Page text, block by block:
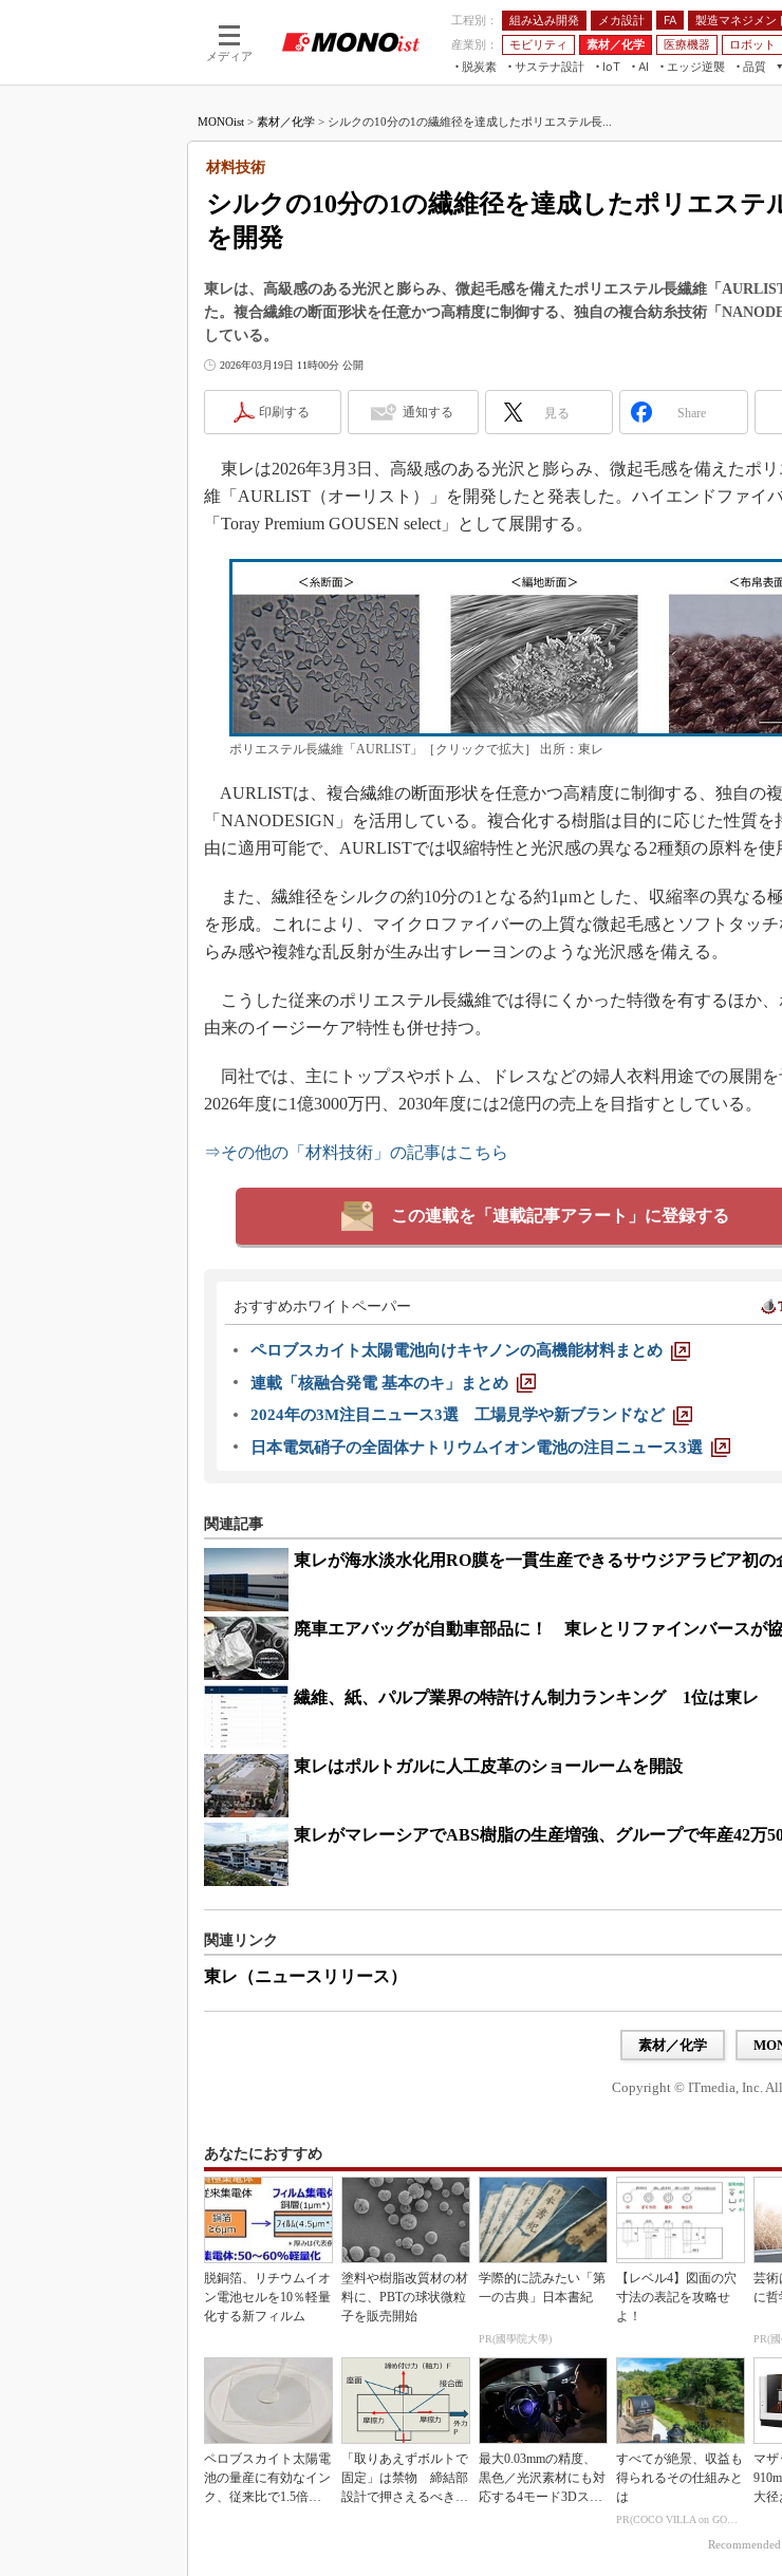
メディア
工程別： 組み込み開発 メカ設計 FA 製造マネジメン
産業別：
モビリティ 素材／化学 医療機器 ロボット
脱炭素
サステナ設計
IoT
つながる工場
AI
AI×設備保全
エッジ逆襲 品質
JIMTOF
IIFES
TECHNO-FRONTIER
EdgeTech+
日本ものづくりワールド
AUTOMOTIVE WORLD
産業オープンネット展
VR／AR
フィールドサービス
組み込み画像技術
組み込みモデリング
ISO26262
3Dプリンタ
イノベーション
製造業ビッグデータ
メイドインジャパン
植物工場
制御セキュリティ
FA
モビリティ
MONOist > 素材／化学 > シルクの10分の1の繊維径を達成したポリエステル長...
シルクの10分の1の繊維径を達成したポリエステ
を開発
材料技術
東レは、高級感のある光沢と膨らみ、微起毛感を備えたポリエステル長繊維「
た。複合繊維の断面形状を任意かつ高精度に制御する、独自の複合紡糸技術「
している。
2026年03月19日 11時00分 公開
印刷する 通知する 見る Share
東レは2026年3月3日、高級感のある光沢と膨らみ、微起毛感を備えたポ
維「AURLIST（オーリスト）」を開発したと発表した。ハイエンドファイ
「Toray Premium GOUSEN select」として展開する。
ポリエステル長繊維「AURLIST」［クリックで拡大］ 出所：東レ
AURLISTは、複合繊維の断面形状を任意かつ高精度に制御する、独自の
「NANODESIGN」を活用している。複合化する樹脂は目的に応じた性質を
由に適用可能で、AURLISTでは収縮特性と光沢感の異なる2種類の原料を使
また、繊維径をシルクの約10分の1となる約1μmとした、収縮率の異なる
を形成。これにより、マイクロファイバーの上質な微起毛感とソフトタッ
らみ感や複雑な乱反射が生み出すレーヨンのような光沢感を備える。
こうした従来のポリエステル長繊維では得にくかった特徴を有するほか
由来のイージーケア特性も併せ持つ。
同社では、主にトップスやボトム、ドレスなどの婦人衣料用途での展開を
2026年度に1億3000万円、2030年度には2億円の売上を目指すとしている。
⇒その他の「材料技術」の記事はこちら
この連載を「連載記事アラート」に登録する
おすすめホワイトペーパー
ペロブスカイト太陽電池向けキヤノンの高機能材料まとめ
連載「核融合発電 基本のキ」まとめ
2024年の3M注目ニュース3選 工場見学や新ブランドなど
日本電気硝子の全固体ナトリウムイオン電池の注目ニュース3選
関連記事
東レが海水淡水化用RO膜を一貫生産できるサウジアラビア初の
廃車エアバッグが自動車部品に！ 東レとリファインバースが
繊維、紙、パルプ業界の特許けん制力ランキング 1位は東レ
東レはポルトガルに人工皮革のショールームを開設
東レがマレーシアでABS樹脂の生産増強、グループで年産42万
関連リンク
東レ（ニュースリリース）
素材／化学
Copyright © ITmedia, Inc.
あなたにおすすめ
脱銅箔、リチウムイオ
ン電池セルを10％軽量
化する新フィルム
塗料や樹脂改質材の材
料に、PBTの球状微粒
子を販売開始
学際的に読みたい「第
一の古典」日本書紀
PR(國學院大學)
【レベル4】図面の穴
寸法の表記を攻略せ
よ！
芸術
に哲
PR(
ペロブスカイト太陽電
池の量産に有効なイン
ク、従来比で1.5倍の
「取りあえずボルトで
固定」は禁物 締結部
設計で押さえるべき基
最大0.03mmの精度、
黒色／光沢素材にも対
応する4モード3Dスキ
すべてが絶景、収益も
得られるその仕組みと
は
PR(COCO VILLA on GOETHE)
マ
大径